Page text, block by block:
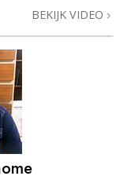
BEKIJK VIDEO